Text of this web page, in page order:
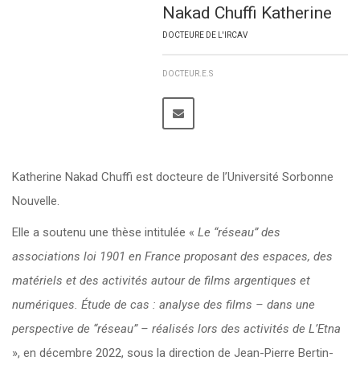
Nakad Chuffi Katherine
DOCTEURE DE L'IRCAV
DOCTEUR.E.S
Katherine Nakad Chuffi est docteure de l’Université Sorbonne
Nouvelle.
Elle a soutenu une thèse intitulée « Le “réseau” des
associations loi 1901 en France proposant des espaces, des
matériels et des activités autour de films argentiques et
numériques. Étude de cas : analyse des films – dans une
perspective de “réseau” – réalisés lors des activités de L’Etna
», en décembre 2022, sous la direction de Jean-Pierre Bertin-